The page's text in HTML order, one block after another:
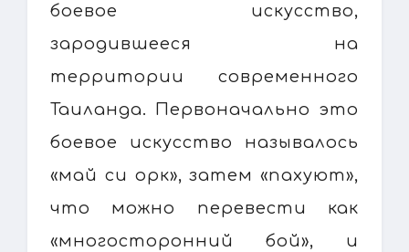
боевое искусство,
зародившееся на
территории современного
Таиланда. Первоначально это
боевое искусство называлось
«май си орк», затем «пахуют»,
что можно перевести как
«многосторонний бой», и